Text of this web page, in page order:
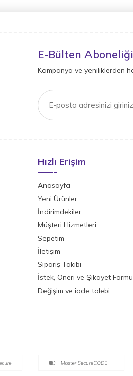
E-Bülten Aboneliği
Kampanya ve yeniliklerden
Hızlı Erişim
Anasayfa
Yeni Ürünler
İndirimdekiler
Müşteri Hizmetleri
Sepetim
İletişim
Sipariş Takibi
İstek, Öneri ve Şikayet Formu
Değişim ve iade talebi